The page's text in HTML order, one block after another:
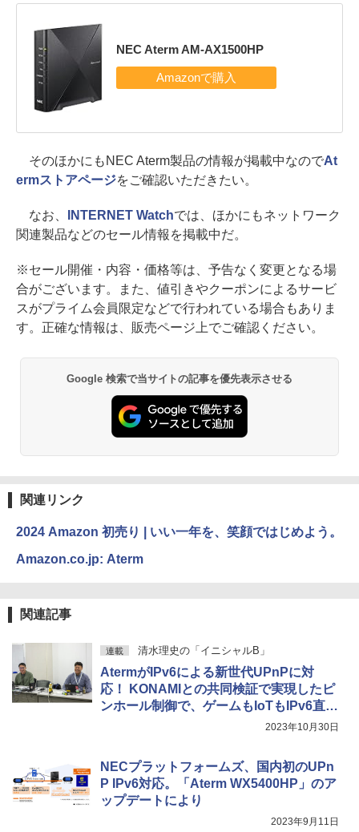
NEC Aterm AM-AX1500HP
そのほかにもNEC Aterm製品の情報が掲載中なのでAt
ermストアページをご確認いただきたい。
なお、 INTERNET Watchでは、ほかにもネットワーク
関連製品などのセール情報を掲載中だ。
※セール開催・内容・価格等は、予告なく変更となる場
合がございます。また、値引きやクーポンによるサービ
スがプライム会員限定などで行われている場合もありま
す。正確な情報は、販売ページ上でご確認ください。
Google 検索で当サイトの記事を優先表示させる
関連リンク
2024 Amazon 初売り | いい一年を、笑顔ではじめよう。
Amazon.co.jp: Aterm
関連記事
連載 清水理史の「イニシャルB」
AtermがIPv6による新世代UPnPに対
応！ KONAMIとの共同検証で実現したピ
ンホール制御で、ゲームもIoTもIPv6直接
2023年10月30日
NECプラットフォームズ、国内初のUPn
P IPv6対応。「Aterm WX5400HP」のア
ップデートにより
2023年9月11日